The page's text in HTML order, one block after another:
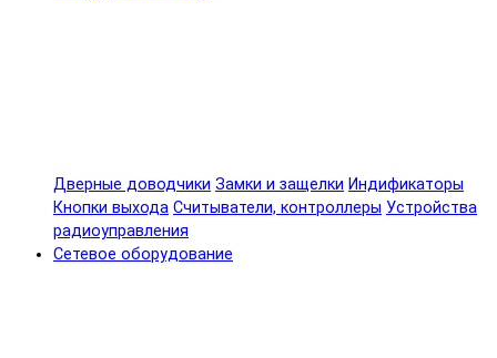
Дверные доводчики Замки и защелки Индификаторы
Кнопки выхода Считыватели, контроллеры Устройства
радиоуправления
Сетевое оборудование